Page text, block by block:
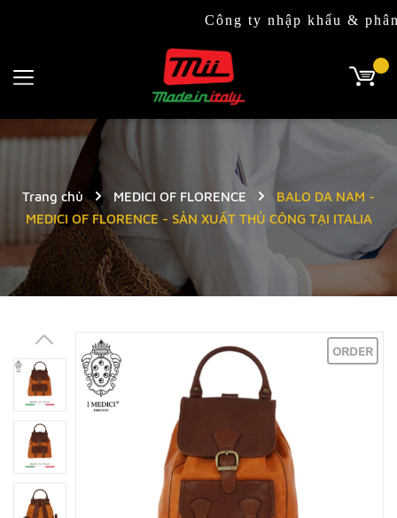
Công ty nhập khẩu & phân phối
Trang chủ MEDICI OF FLORENCE
BALO DA NAM -
MEDICI OF FLORENCE - SẢN XUẤT THỦ CÔNG TẠI ITALIA
ORDER